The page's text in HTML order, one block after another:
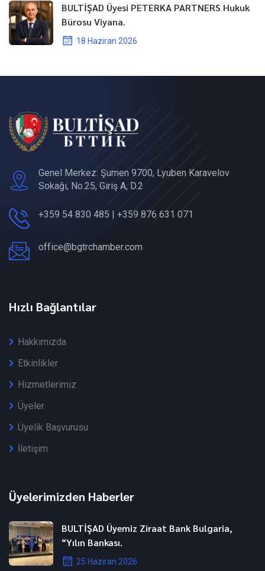
BULTİŞAD Üyesi PETERKA PARTNERS Hukuk
Bürosu Viyana.
18 Haziran 2026
Genel Merkez: Şumen 9700, Lyuben Karavelov
Sokağı, No.25, Giriş A, D.2
+359 54 830 485 | +359 876 631 071
office@bgtrchamber.com
Hızlı Bağlantılar
Hakkımızda
Etkinlikler
Hizmetlerimiz
Üyeler
Üyelik Başvurusu
İletişim
Üyelerimizden Haberler
BULTİŞAD Üyemiz Ziraat Bank Bulgaria,
“Yılın Bankası.
25 Haziran 2026